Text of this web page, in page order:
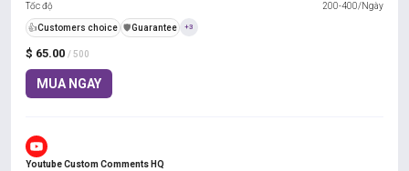
$ 65.00 / 500
MUA NGAY
Tốc độ
200-400/Ngày
👍Customers choice ️🛡️Guarantee +3
Youtube Custom Comments HQ